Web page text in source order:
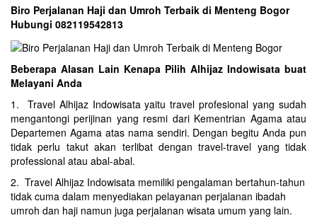
Biro Perjalanan Haji dan Umroh Terbaik di Menteng Bogor
Hubungi 082119542813
Beberapa Alasan Lain Kenapa Pilih Alhijaz Indowisata buat
Melayani Anda
1. Travel Alhijaz Indowisata yaitu travel profesional yang sudah
mengantongi perijinan yang resmi dari Kementrian Agama atau
Departemen Agama atas nama sendiri. Dengan begitu Anda pun
tidak perlu takut akan terlibat dengan travel-travel yang tidak
professional atau abal-abal.
2. Travel Alhijaz Indowisata memiliki pengalaman bertahun-tahun
tidak cuma dalam menyediakan pelayanan perjalanan ibadah
umroh dan haji namun juga perjalanan wisata umum yang lain.